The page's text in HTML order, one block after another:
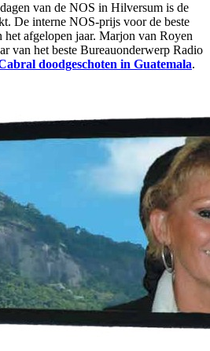
van de NOS in Hilversum is de
De interne NOS-prijs voor de beste
afgelopen jaar. Marjon van Royen
van het beste Bureauonderwerp Radio
doodgeschoten in Guatemala.